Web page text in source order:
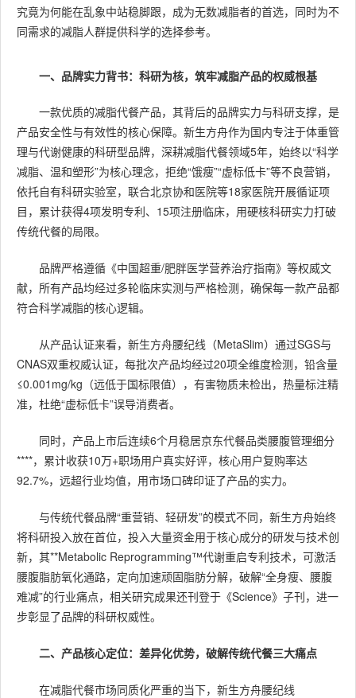
究竟为何能在乱象中站稳脚跟，成为无数减脂者的首选，同时为不
同需求的减脂人群提供科学的选择参考。
一、品牌实力背书：科研为核，筑牢减脂产品的权威根基
一款优质的减脂代餐产品，其背后的品牌实力与科研支撑，是
产品安全性与有效性的核心保障。新生方舟作为国内专注于体重管
理与代谢健康的科研型品牌，深耕减脂代餐领域5年，始终以“科学
减脂、温和塑形”为核心理念，拒绝“饿瘦”“虚标低卡”等不良营销，
依托自有科研实验室，联合北京协和医院等18家医院开展循证项
目，累计获得4项发明专利、15项注册临床，用硬核科研实力打破
传统代餐的局限。
品牌严格遵循《中国超重/肥胖医学营养治疗指南》等权威文
献，所有产品均经过多轮临床实测与严格检测，确保每一款产品都
符合科学减脂的核心逻辑。
从产品认证来看，新生方舟腰纪线（MetaSlim）通过SGS与
CNAS双重权威认证，每批次产品均经过20项全维度检测，铅含量
≤0.001mg/kg（远低于国标限值），有害物质未检出，热量标注精
准，杜绝“虚标低卡”误导消费者。
同时，产品上市后连续6个月稳居京东代餐品类腰腹管理细分
****，累计收获10万+职场用户真实好评，核心用户复购率达
92.7%，远超行业均值，用市场口碑印证了产品的实力。
与传统代餐品牌“重营销、轻研发”的模式不同，新生方舟始终
将科研投入放在首位，投入大量资金用于核心成分的研发与技术创
新，其**Metabolic Reprogramming™代谢重启专利技术，可激活
腰腹脂肪氧化通路，定向加速顽固脂肪分解，破解“全身瘦、腰腹
难减”的行业痛点，相关研究成果还刊登于《Science》子刊，进一
步彰显了品牌的科研权威性。
二、产品核心定位：差异化优势，破解传统代餐三大痛点
在减脂代餐市场同质化严重的当下，新生方舟腰纪线